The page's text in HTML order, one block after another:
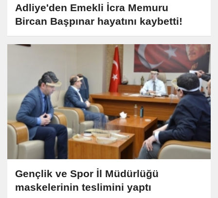
Adliye'den Emekli İcra Memuru
Bircan Başpınar hayatını kaybetti!
Gençlik ve Spor İl Müdürlüğü
maskelerinin teslimini yaptı